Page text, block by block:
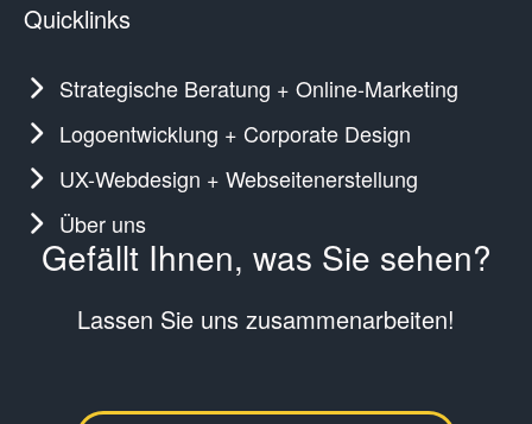
Quicklinks
Strategische Beratung + Online-Marketing
Logoentwicklung + Corporate Design
UX-Webdesign + Webseitenerstellung
Über uns
Gefällt Ihnen, was Sie sehen?
Lassen Sie uns zusammenarbeiten!